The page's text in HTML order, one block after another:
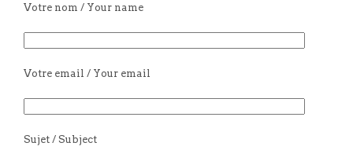
Votre nom / Your name
Votre email / Your email
Sujet / Subject